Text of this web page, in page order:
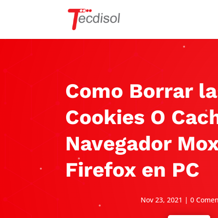
Como Borrar
Cookies O
Navegador
Firefox en PC
Nov 23, 2021 | 0